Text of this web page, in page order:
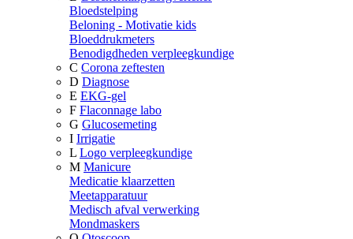
Bloedstelping
Beloning - Motivatie kids
Bloeddrukmeters
Benodigdheden verpleegkundige
C Corona zeftesten
D Diagnose
E EKG-gel
F Flaconnage labo
G Glucosemeting
I Irrigatie
L Logo verpleegkundige
M Manicure
Medicatie klaarzetten
Meetapparatuur
Medisch afval verwerking
Mondmaskers